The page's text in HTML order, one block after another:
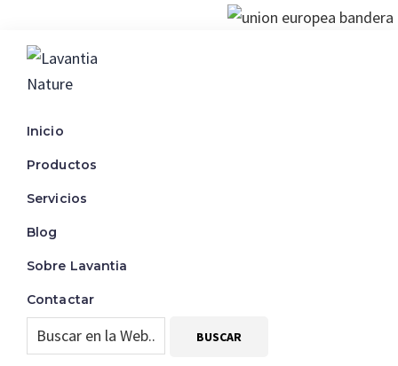
Saltar
Saltar
contenido
Saltar
Nature
de
de
limpieza
Inicio
Productos
Servicios
Blog
Sobre Lavantia
Contactar
Buscar
en
la